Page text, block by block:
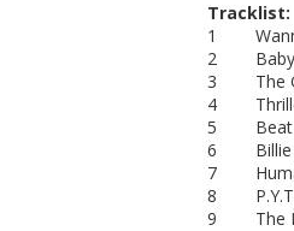
Tracklist:
1 Wanna
2 Baby
3 The
4
5 Beat
6 Billie
7
8 P.Y.T.
9 The